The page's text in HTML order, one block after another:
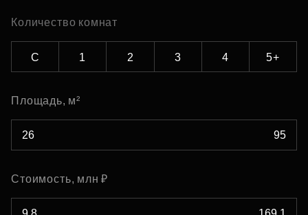
Количество комнат
С 1 2 3 4 5+
Площадь, м²
Стоимость, млн ₽